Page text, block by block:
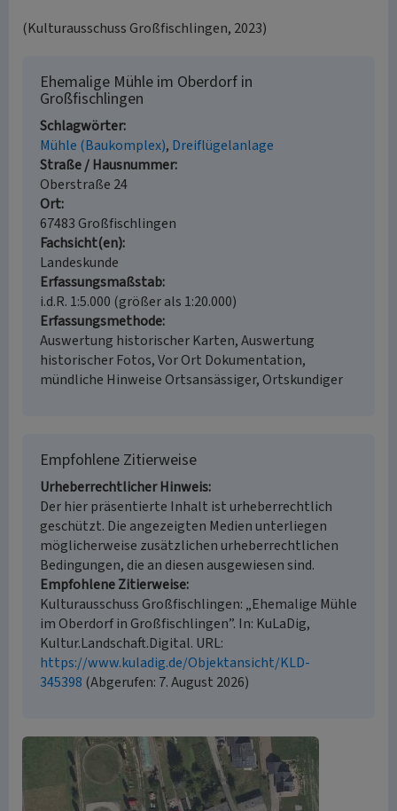
(Kulturausschuss Großfischlingen, 2023)
Ehemalige Mühle im Oberdorf in
Großfischlingen
Schlagwörter
Mühle (Baukomplex) Dreiflügelanlage
Straße / Hausnummer
Oberstraße 24
Ort
67483 Großfischlingen
Fachsicht(en)
Landeskunde
Erfassungsmaßstab
i.d.R. 1:5.000 (größer als 1:20.000)
Erfassungsmethode
Auswertung historischer Karten, Auswertung
historischer Fotos, Vor Ort Dokumentation,
mündliche Hinweise Ortsansässiger, Ortskundiger
Empfohlene Zitierweise
Urheberrechtlicher Hinweis
Der hier präsentierte Inhalt ist urheberrechtlich
geschützt. Die angezeigten Medien unterliegen
möglicherweise zusätzlichen urheberrechtlichen
Bedingungen, die an diesen ausgewiesen sind.
Empfohlene Zitierweise
Kulturausschuss Großfischlingen: „Ehemalige Mühle
im Oberdorf in Großfischlingen”. In: KuLaDig,
Kultur.Landschaft.Digital. URL:
https://www.kuladig.de/Objektansicht/KLD-
345398 (Abgerufen: 7. August 2026)